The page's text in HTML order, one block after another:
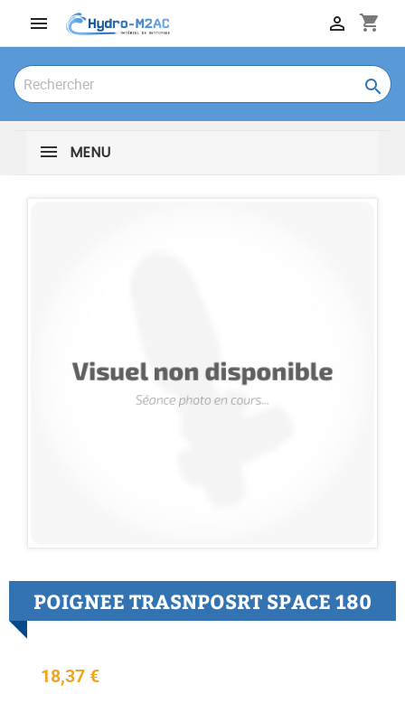
 shopping_cart


MENU
POIGNEE TRASNPOSRT SPACE 180
18,37 €